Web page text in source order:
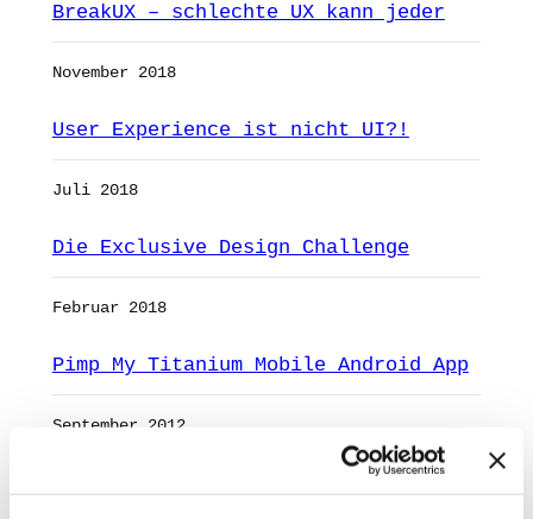
BreakUX – schlechte UX kann jeder
November 2018
User Experience ist nicht UI?!
Juli 2018
Die Exclusive Design Challenge
Februar 2018
Pimp My Titanium Mobile Android App
September 2012
ANZEIGE